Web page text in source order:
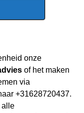
onze
of het maken
via
+31628720437.
alle